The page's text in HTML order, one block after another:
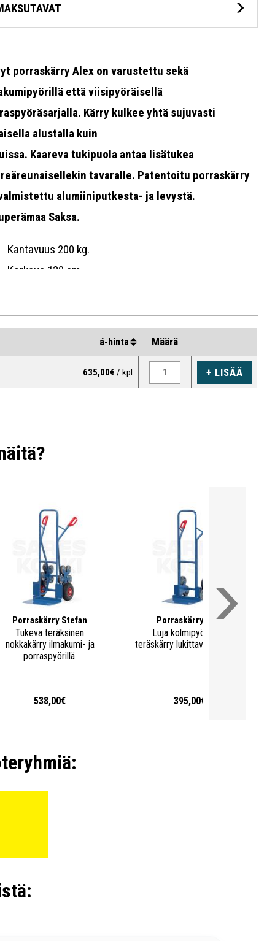
porraskärry Alex on varustettu sekä
että viisipyöräisellä
Kärry kulkee yhtä sujuvasti
alustalla kuin
Kaareva tukipuola antaa lisätukea
tavaralle. Patentoitu porraskärry
alumiiniputkesta- ja levystä.
Saksa.
Kantavuus 200 kg.
Korkeus 130 cm.
Rullalaakeroidut ilmakumipyörät.
Ergonomiset turvakahvat.
Tuote on koottava.
10 vuoden takuu.
á-hinta Määrä
635,00€ / kpl + LISÄÄ
Porraskärry Stefan
Tukeva teräksinen
nokkakärry ilmakumi- ja
porraspyörillä.
538,00€
Porraskärry Otto
Luja kolmipyöräinen
teräskärry lukittavilla pyörillä.
395,00€